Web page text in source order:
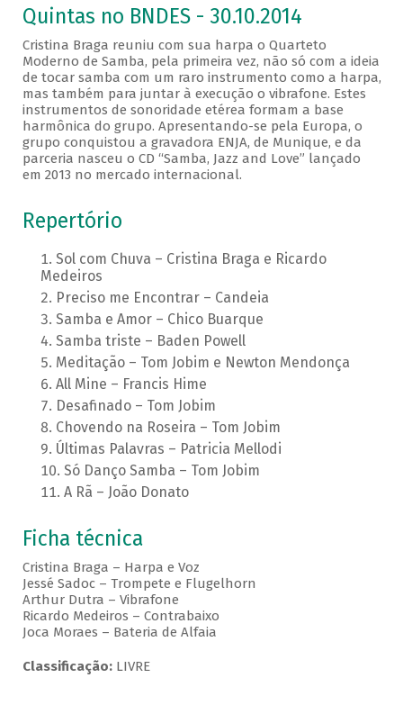
Quintas no BNDES - 30.10.2014
Cristina Braga reuniu com sua harpa o Quarteto
Moderno de Samba, pela primeira vez, não só com a ideia
de tocar samba com um raro instrumento como a harpa,
mas também para juntar à execução o vibrafone. Estes
instrumentos de sonoridade etérea formam a base
harmônica do grupo. Apresentando-se pela Europa, o
grupo conquistou a gravadora ENJA, de Munique, e da
parceria nasceu o CD “Samba, Jazz and Love” lançado
em 2013 no mercado internacional.
Repertório
Sol com Chuva – Cristina Braga e Ricardo
Medeiros
Preciso me Encontrar – Candeia
Samba e Amor – Chico Buarque
Samba triste – Baden Powell
Meditação – Tom Jobim e Newton Mendonça
All Mine – Francis Hime
Desafinado – Tom Jobim
Chovendo na Roseira – Tom Jobim
Últimas Palavras – Patricia Mellodi
Só Danço Samba – Tom Jobim
A Rã – João Donato
Ficha técnica
Cristina Braga – Harpa e Voz
Jessé Sadoc – Trompete e Flugelhorn
Arthur Dutra – Vibrafone
Ricardo Medeiros – Contrabaixo
Joca Moraes – Bateria de Alfaia
Classificação:LIVRE